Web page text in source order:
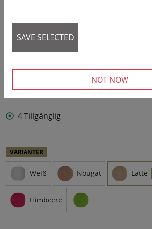
4 Tillgänglig
VARIANTER
Weiß Nougat Latte
Himbeere
SAVE SELECTED
NOT NOW